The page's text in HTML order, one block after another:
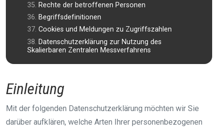
Rechte der betroffenen Personen
Begriffsdefinitionen
Cookies und Meldungen zu Zugriffszahlen
Datenschutzerklärung zur Nutzung des
Skalierbaren Zentralen Messverfahrens
Einleitung
Mit der folgenden Datenschutzerklärung möchten wir Sie
darüber aufklären, welche Arten Ihrer personenbezogenen